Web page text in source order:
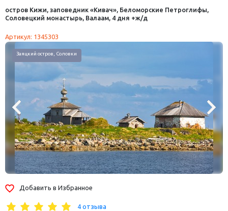
остров Кижи, заповедник «Кивач», Беломорские Петроглифы,
Соловецкий монастырь, Валаам, 4 дня +ж/д
Артикул: 1345303
Остров Кижи, Республика Карелия
Добавить в Избранное
4 отзыва